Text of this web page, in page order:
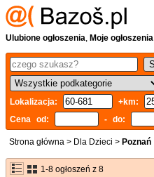
Ulubione ogłoszenia, Moje ogłoszenia
Lokalizacja:
+km:
Cena od:
- do:
Strona główna > Dla Dzieci > Poznań
1-8 ogłoszeń z 8